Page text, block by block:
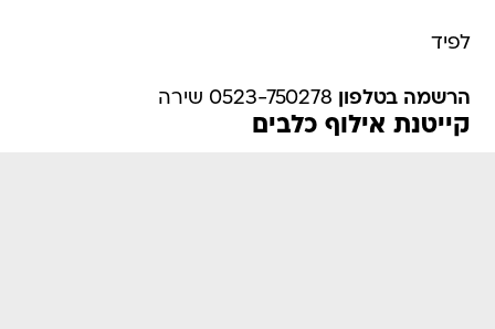
לפיד
הרשמה בטלפון
קייטנת אילוף כלבים